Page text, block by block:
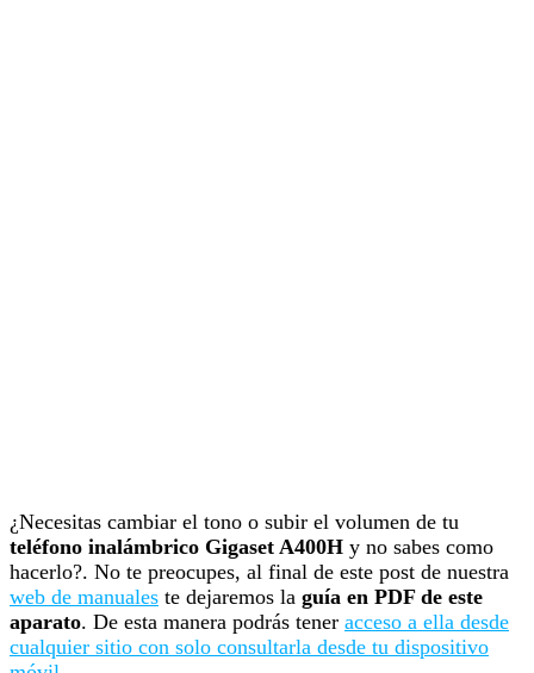
¿Necesitas cambiar el tono o subir el volumen de tu
teléfono inalámbrico Gigaset A400H y no sabes como
hacerlo?. No te preocupes, al final de este post de nuestra
web de manuales te dejaremos la guía en PDF de este
aparato. De esta manera podrás tener acceso a ella desde
cualquier sitio con solo consultarla desde tu dispositivo